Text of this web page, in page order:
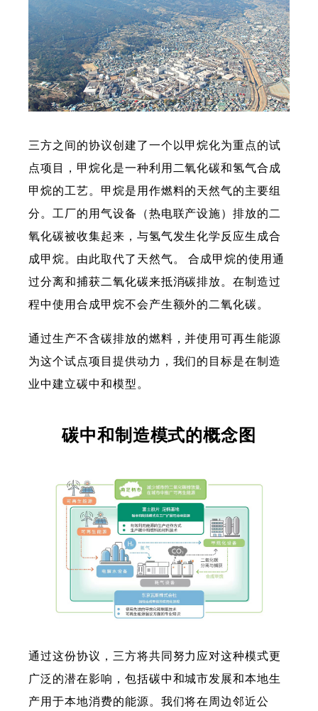
三方之间的协议创建了一个以甲烷化为重点的试
点项目，甲烷化是一种利用二氧化碳和氢气合成
甲烷的工艺。甲烷是用作燃料的天然气的主要组
分。工厂的用气设备（热电联产设施）排放的二
氧化碳被收集起来，与氢气发生化学反应生成合
成甲烷。由此取代了天然气。 合成甲烷的使用通
过分离和捕获二氧化碳来抵消碳排放。在制造过
程中使用合成甲烷不会产生额外的二氧化碳。
通过生产不含碳排放的燃料，并使用可再生能源
为这个试点项目提供动力，我们的目标是在制造
业中建立碳中和模型。
碳中和制造模式的概念图
通过这份协议，三方将共同努力应对这种模式更
广泛的潜在影响，包括碳中和城市发展和本地生
产用于本地消费的能源。我们将在周边邻近公